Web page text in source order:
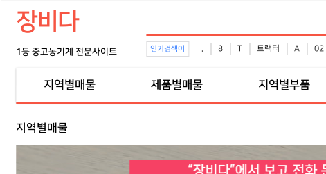
장비다
1등 중고농기계 전문사이트 인기검색어 . 8 T 트랙터 A 02
지역별매물 제품별매물 지역별부품
지역별매물